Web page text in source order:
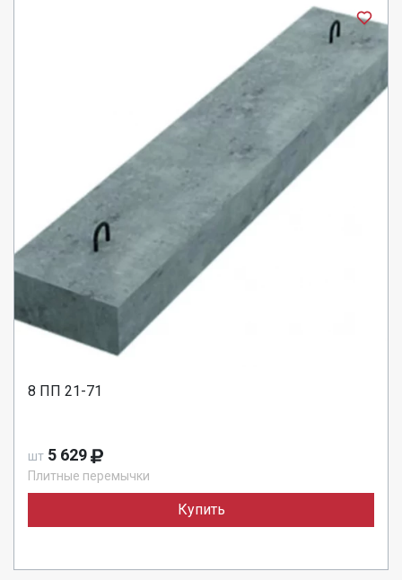
8 ПП 21-71
шт 5 629
Плитные перемычки
Купить